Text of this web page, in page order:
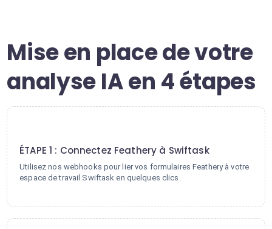
Mise en place de votre
analyse IA en 4 étapes
ÉTAPE 1 : Connectez Feathery à Swiftask
Utilisez nos webhooks pour lier vos formulaires Feathery à votre
espace de travail Swiftask en quelques clics.